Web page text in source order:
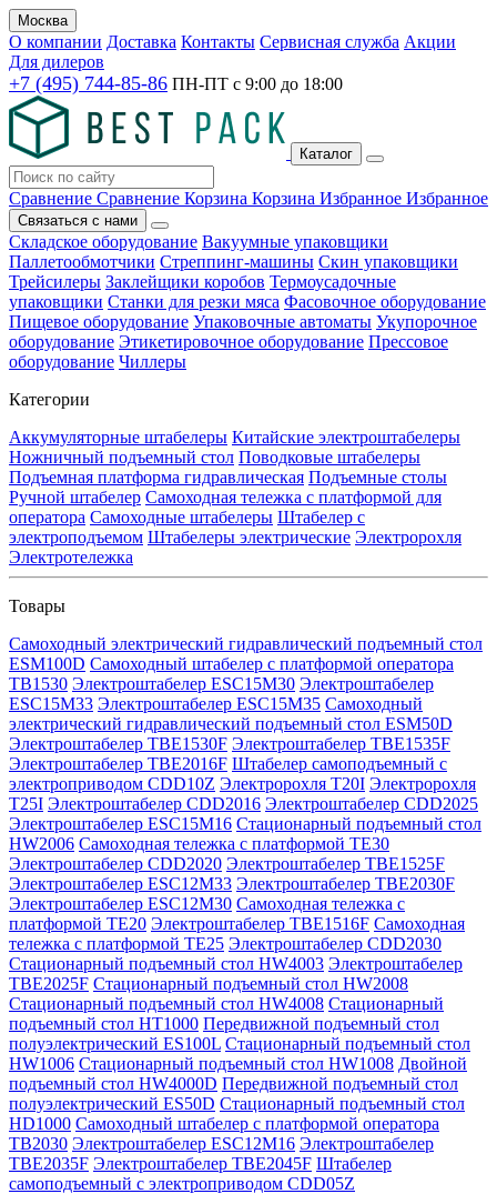
Москва
О компании Доставка Контакты Сервисная служба Акции
Для дилеров
+7 (495) 744-85-86 ПН-ПТ с 9:00 до 18:00
Каталог
Сравнение Сравнение Корзина Корзина Избранное Избранное
Связаться с нами
Складское оборудование Вакуумные упаковщики
Паллетообмотчики Стреппинг-машины Скин упаковщики
Трейсилеры Заклейщики коробов Термоусадочные
упаковщики Станки для резки мяса Фасовочное оборудование
Пищевое оборудование Упаковочные автоматы Укупорочное
оборудование Этикетировочное оборудование Прессовое
оборудование Чиллеры
Категории
Аккумуляторные штабелеры Китайские электроштабелеры
Ножничный подъемный стол Поводковые штабелеры
Подъемная платформа гидравлическая Подъемные столы
Ручной штабелер Самоходная тележка с платформой для
оператора Самоходные штабелеры Штабелер с
электроподъемом Штабелеры электрические Электророхля
Электротележка
Товары
Самоходный электрический гидравлический подъемный стол
ESM100D Самоходный штабелер с платформой оператора
TB1530 Электроштабелер ESC15M30 Электроштабелер
ESC15M33 Электроштабелер ESC15M35 Самоходный
электрический гидравлический подъемный стол ESM50D
Электроштабелер TBE1530F Электроштабелер TBE1535F
Электроштабелер TBE2016F Штабелер самоподъемный с
электроприводом CDD10Z Электророхля T20I Электророхля
T25I Электроштабелер CDD2016 Электроштабелер CDD2025
Электроштабелер ESC15M16 Стационарный подъемный стол
HW2006 Самоходная тележка с платформой TE30
Электроштабелер CDD2020 Электроштабелер TBE1525F
Электроштабелер ESC12M33 Электроштабелер TBE2030F
Электроштабелер ESC12M30 Самоходная тележка с
платформой TE20 Электроштабелер TBE1516F Самоходная
тележка с платформой TE25 Электроштабелер CDD2030
Стационарный подъемный стол HW4003 Электроштабелер
TBE2025F Стационарный подъемный стол HW2008
Стационарный подъемный стол HW4008 Стационарный
подъемный стол HT1000 Передвижной подъемный стол
полуэлектрический ES100L Стационарный подъемный стол
HW1006 Стационарный подъемный стол HW1008 Двойной
подъемный стол HW4000D Передвижной подъемный стол
полуэлектрический ES50D Стационарный подъемный стол
HD1000 Самоходный штабелер с платформой оператора
TB2030 Электроштабелер ESC12M16 Электроштабелер
TBE2035F Электроштабелер TBE2045F Штабелер
самоподъемный с электроприводом CDD05Z